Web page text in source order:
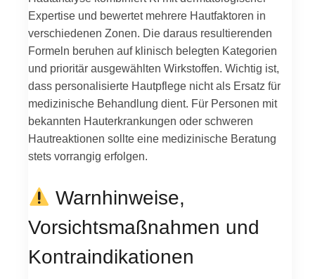
Expertise und bewertet mehrere Hautfaktoren in
verschiedenen Zonen. Die daraus resultierenden
Formeln beruhen auf klinisch belegten Kategorien
und prioritär ausgewählten Wirkstoffen. Wichtig ist,
dass personalisierte Hautpflege nicht als Ersatz für
medizinische Behandlung dient. Für Personen mit
bekannten Hauterkrankungen oder schweren
Hautreaktionen sollte eine medizinische Beratung
stets vorrangig erfolgen.
Warnhinweise,
Vorsichtsmaßnahmen und
Kontraindikationen